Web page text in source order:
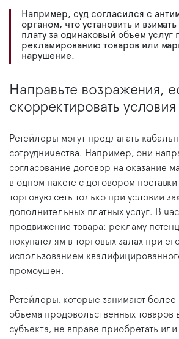
Например, суд согласился с
органом, что установить и
плату за одинаковый объем услуг
рекламированию товаров или
нарушение.
Направьте возражения,
скорректировать
Ретейлеры могут предлагать
сотрудничества. Например, они
согласование договор на оказание
в одном пакете с договором
торговую сеть только при условии
дополнительных платных услуг. В
продвижение товара: рекламу
покупателям в торговых залах при
использованием
промоушен.
Ретейлеры, которые занимают более
объема продовольственных товаров
субъекта, не вправе приобретать